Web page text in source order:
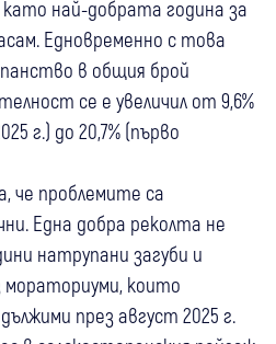
най-добрата година за
Едновременно с това
в общия брой
се е увеличил от 9,6%
г.) до 20,7% (първо
че проблемите са
Една добра реколта не
натрупани загуби и
мораториуми, които
през август 2025 г.